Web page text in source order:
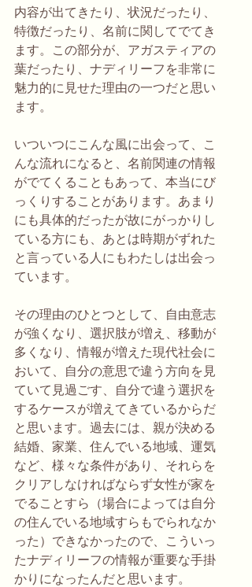
内容が出てきたり、状況だったり、
特徴だったり、名前に関してでてき
ます。この部分が、アガスティアの
葉だったり、ナディリーフを非常に
魅力的に見せた理由の一つだと思い
ます。
いついつにこんな風に出会って、こ
んな流れになると、名前関連の情報
がでてくることもあって、本当にび
っくりすることがあります。あまり
にも具体的だったが故にがっかりし
ている方にも、あとは時期がずれた
と言っている人にもわたしは出会っ
ています。
その理由のひとつとして、自由意志
が強くなり、選択肢が増え、移動が
多くなり、情報が増えた現代社会に
おいて、自分の意思で違う方向を見
ていて見過ごす、自分で違う選択を
するケースが増えてきているからだ
と思います。過去には、親が決める
結婚、家業、住んでいる地域、運気
など、様々な条件があり、それらを
クリアしなければならず女性が家を
でることすら（場合によっては自分
の住んでいる地域すらもでられなか
った）できなかったので、こういっ
たナディリーフの情報が重要な手掛
かりになったんだと思います。